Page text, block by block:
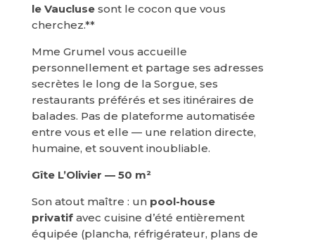
le Vauclusesont le cocon que vous
cherchez.**
Mme Grumel vous accueille
personnellement et partage ses adresses
secrètes le long de la Sorgue, ses
restaurants préférés et ses itinéraires de
balades. Pas de plateforme automatisée
entre vous et elle — une relation directe,
humaine, et souvent inoubliable.
Gîte L’Olivier — 50 m²
Son atout maître : un pool-house
privatifavec cuisine d’été entièrement
équipée (plancha, réfrigérateur, plans de